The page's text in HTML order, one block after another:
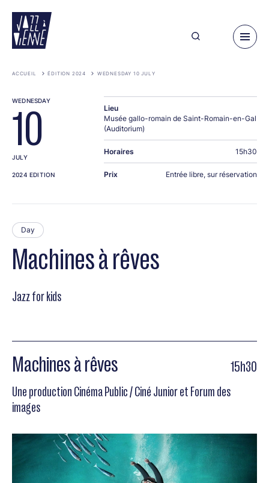
main
content
ACCUEIL ÉDITION 2024 WEDNESDAY 10 JULY
Machines à rêves
Day
Jazz for kids
Machines à rêves 15h30
Une production Cinéma Public / Ciné Junior et Forum des
images
WEDNESDAY
10
JULY
2024 EDITION
Lieu
Musée gallo-romain de Saint-Romain-en-Gal
(Auditorium)
Horaires 15h30
Prix Entrée libre, sur réservation